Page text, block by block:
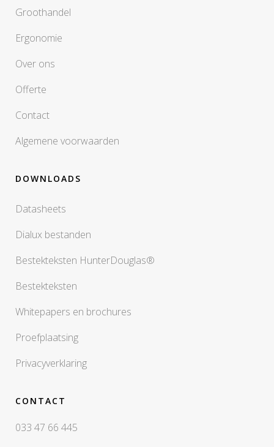
Groothandel
Ergonomie
Over ons
Offerte
Contact
Algemene voorwaarden
DOWNLOADS
Datasheets
Dialux bestanden
Bestekteksten HunterDouglas®
Bestekteksten
Whitepapers en brochures
Proefplaatsing
Privacyverklaring
CONTACT
033 47 66 445